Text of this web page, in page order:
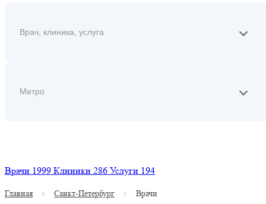
Врачи 1999 Клиники 286 Услуги 194
Главная Санкт-Петербург Врачи